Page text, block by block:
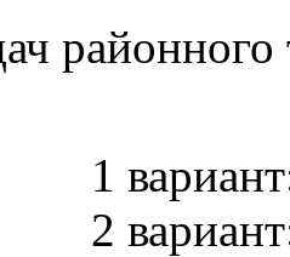
1
2